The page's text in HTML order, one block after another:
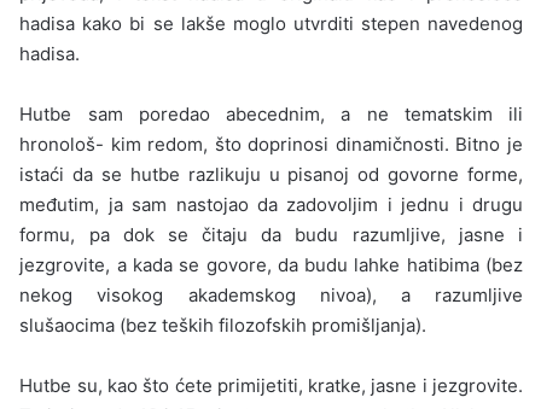
hadisa kako bi se lakše moglo utvrditi stepen navedenog
hadisa.
Hutbe sam poredao abecednim, a ne tematskim ili
hronološ- kim redom, što doprinosi dinamičnosti. Bitno je
istaći da se hutbe razlikuju u pisanoj od govorne forme,
međutim, ja sam nastojao da zadovoljim i jednu i drugu
formu, pa dok se čitaju da budu razu­mljive, jasne i
jezgrovite, a kada se govore, da budu lahke hatibima (bez
nekog visokog akademskog nivoa), a razumljive
slušaocima (bez teških filozofskih promišljanja).
Hutbe su, kao što ćete primijetiti, kratke, jasne i jezgrovite.